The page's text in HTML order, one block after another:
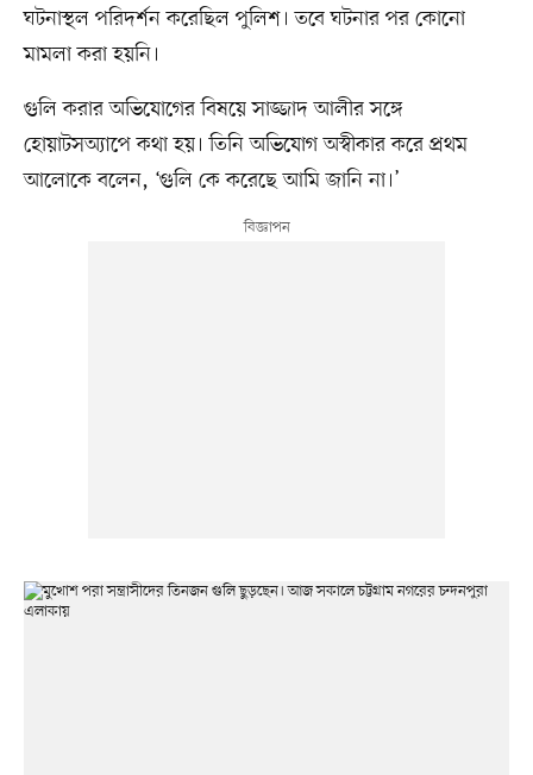
ঘটনাস্থল পরিদর্শন করেছিল পুলিশ। তবে ঘটনার পর কোনো
মামলা করা হয়নি।
গুলি করার অভিযোগের বিষয়ে সাজ্জাদ আলীর সঙ্গে
হোয়াটসঅ্যাপে কথা হয়। তিনি অভিযোগ অস্বীকার করে প্রথম
আলোকে বলেন, ‘গুলি কে করেছে আমি জানি না।’